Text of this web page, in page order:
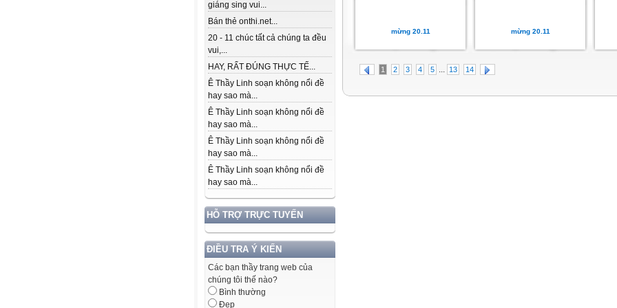
giáng sing vui...
Bán thẻ onthi.net...
20 - 11 chúc tất cả chúng ta đều
vui,...
HAY, RẤT ĐÚNG THỰC TẾ...
Ê Thầy Linh soạn không nổi đề
hay sao mà...
Ê Thầy Linh soạn không nổi đề
hay sao mà...
Ê Thầy Linh soạn không nổi đề
hay sao mà...
Ê Thầy Linh soạn không nổi đề
hay sao mà...
HỖ TRỢ TRỰC TUYẾN
ĐIỀU TRA Ý KIẾN
Các bạn thầy trang web của
chúng tôi thế nào?
Bình thường
Đẹp
mừng 20.11 mừng 20.11
1 2 3 4 5 ... 13 14